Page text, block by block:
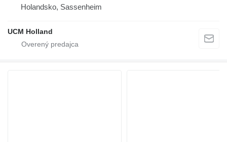
Holandsko, Sassenheim
UCM Holland